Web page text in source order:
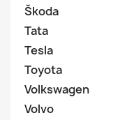
Škoda
Tata
Tesla
Toyota
Volkswagen
Volvo